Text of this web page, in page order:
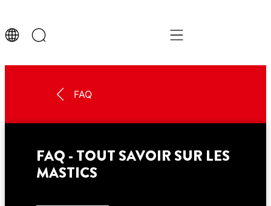
FAQ
FAQ - TOUT SAVOIR SUR LES
MASTICS